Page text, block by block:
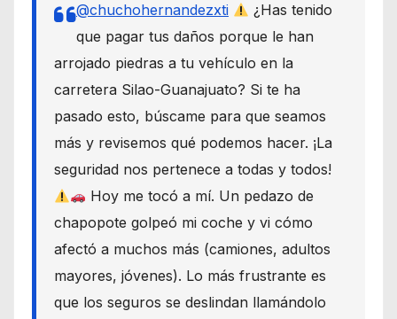
@chuchohernandezxti
¿Has tenido
que pagar tus daños porque le han
arrojado piedras a tu vehículo en la
carretera Silao-Guanajuato? Si te ha
pasado esto, búscame para que seamos
más y revisemos qué podemos hacer. ¡La
seguridad nos pertenece a todas y todos!
Hoy me tocó a mí. Un pedazo de
chapopote golpeó mi coche y vi cómo
afectó a muchos más (camiones, adultos
mayores, jóvenes). Lo más frustrante es
que los seguros se deslindan llamándolo